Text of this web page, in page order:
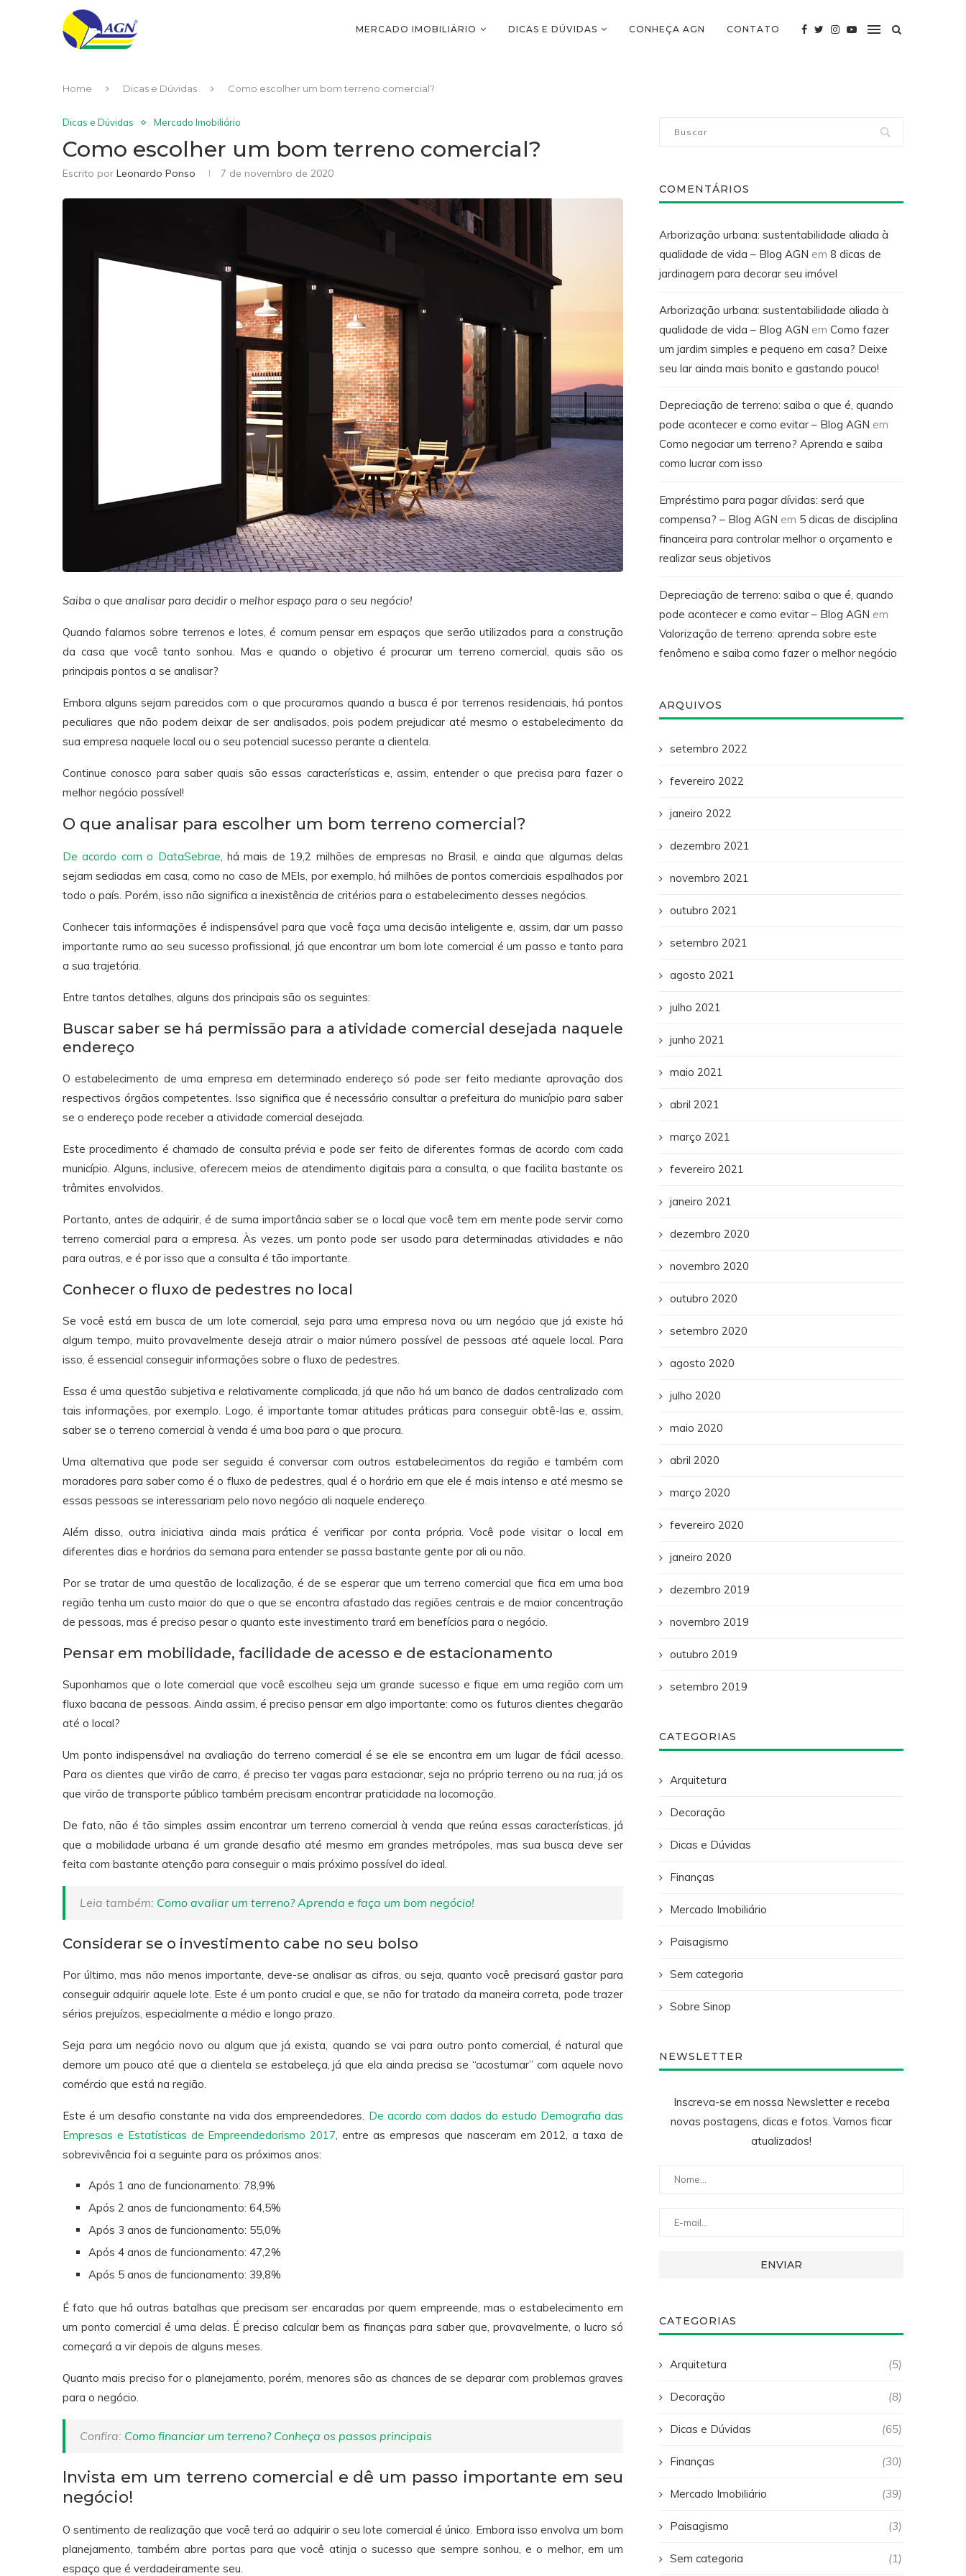
MERCADO IMOBILIÁRIO DICAS E DÚVIDAS CONHEÇA AGN CONTATO
Home Dicas e Dúvidas Como escolher um bom terreno comercial?
Dicas e Dúvidas Mercado Imobiliário
Como escolher um bom terreno comercial?
Escrito por Leonardo Ponso 7 de novembro de 2020
Saiba o que analisar para decidir o melhor espaço para o seu negócio!
Quando falamos sobre terrenos e lotes, é comum pensar em espaços que serão utilizados para a construção
da casa que você tanto sonhou. Mas e quando o objetivo é procurar um terreno comercial, quais são os
principais pontos a se analisar?
Embora alguns sejam parecidos com o que procuramos quando a busca é por terrenos residenciais, há pontos
peculiares que não podem deixar de ser analisados, pois podem prejudicar até mesmo o estabelecimento da
sua empresa naquele local ou o seu potencial sucesso perante a clientela.
Continue conosco para saber quais são essas características e, assim, entender o que precisa para fazer o
melhor negócio possível!
O que analisar para escolher um bom terreno comercial?
De acordo com o DataSebrae, há mais de 19,2 milhões de empresas no Brasil, e ainda que algumas delas
sejam sediadas em casa, como no caso de MEIs, por exemplo, há milhões de pontos comerciais espalhados por
todo o país. Porém, isso não significa a inexistência de critérios para o estabelecimento desses negócios.
Conhecer tais informações é indispensável para que você faça uma decisão inteligente e, assim, dar um passo
importante rumo ao seu sucesso profissional, já que encontrar um bom lote comercial é um passo e tanto para
a sua trajetória.
Entre tantos detalhes, alguns dos principais são os seguintes:
Buscar saber se há permissão para a atividade comercial desejada naquele
endereço
O estabelecimento de uma empresa em determinado endereço só pode ser feito mediante aprovação dos
respectivos órgãos competentes. Isso significa que é necessário consultar a prefeitura do município para saber
se o endereço pode receber a atividade comercial desejada.
Este procedimento é chamado de consulta prévia e pode ser feito de diferentes formas de acordo com cada
município. Alguns, inclusive, oferecem meios de atendimento digitais para a consulta, o que facilita bastante os
trâmites envolvidos.
Portanto, antes de adquirir, é de suma importância saber se o local que você tem em mente pode servir como
terreno comercial para a empresa. Às vezes, um ponto pode ser usado para determinadas atividades e não
para outras, e é por isso que a consulta é tão importante.
Conhecer o fluxo de pedestres no local
Se você está em busca de um lote comercial, seja para uma empresa nova ou um negócio que já existe há
algum tempo, muito provavelmente deseja atrair o maior número possível de pessoas até aquele local. Para
isso, é essencial conseguir informações sobre o fluxo de pedestres.
Essa é uma questão subjetiva e relativamente complicada, já que não há um banco de dados centralizado com
tais informações, por exemplo. Logo, é importante tomar atitudes práticas para conseguir obtê-las e, assim,
saber se o terreno comercial à venda é uma boa para o que procura.
Uma alternativa que pode ser seguida é conversar com outros estabelecimentos da região e também com
moradores para saber como é o fluxo de pedestres, qual é o horário em que ele é mais intenso e até mesmo se
essas pessoas se interessariam pelo novo negócio ali naquele endereço.
Além disso, outra iniciativa ainda mais prática é verificar por conta própria. Você pode visitar o local em
diferentes dias e horários da semana para entender se passa bastante gente por ali ou não.
Por se tratar de uma questão de localização, é de se esperar que um terreno comercial que fica em uma boa
região tenha um custo maior do que o que se encontra afastado das regiões centrais e de maior concentração
de pessoas, mas é preciso pesar o quanto este investimento trará em benefícios para o negócio.
Pensar em mobilidade, facilidade de acesso e de estacionamento
Suponhamos que o lote comercial que você escolheu seja um grande sucesso e fique em uma região com um
fluxo bacana de pessoas. Ainda assim, é preciso pensar em algo importante: como os futuros clientes chegarão
até o local?
Um ponto indispensável na avaliação do terreno comercial é se ele se encontra em um lugar de fácil acesso.
Para os clientes que virão de carro, é preciso ter vagas para estacionar, seja no próprio terreno ou na rua; já os
que virão de transporte público também precisam encontrar praticidade na locomoção.
De fato, não é tão simples assim encontrar um terreno comercial à venda que reúna essas características, já
que a mobilidade urbana é um grande desafio até mesmo em grandes metrópoles, mas sua busca deve ser
feita com bastante atenção para conseguir o mais próximo possível do ideal.
Leia também: Como avaliar um terreno? Aprenda e faça um bom negócio!
Considerar se o investimento cabe no seu bolso
Por último, mas não menos importante, deve-se analisar as cifras, ou seja, quanto você precisará gastar para
conseguir adquirir aquele lote. Este é um ponto crucial e que, se não for tratado da maneira correta, pode trazer
sérios prejuízos, especialmente a médio e longo prazo.
Seja para um negócio novo ou algum que já exista, quando se vai para outro ponto comercial, é natural que
demore um pouco até que a clientela se estabeleça, já que ela ainda precisa se “acostumar” com aquele novo
comércio que está na região.
Este é um desafio constante na vida dos empreendedores. De acordo com dados do estudo Demografia das
Empresas e Estatísticas de Empreendedorismo 2017, entre as empresas que nasceram em 2012, a taxa de
sobrevivência foi a seguinte para os próximos anos:
Após 1 ano de funcionamento: 78,9%
Após 2 anos de funcionamento: 64,5%
Após 3 anos de funcionamento: 55,0%
Após 4 anos de funcionamento: 47,2%
Após 5 anos de funcionamento: 39,8%
É fato que há outras batalhas que precisam ser encaradas por quem empreende, mas o estabelecimento em
um ponto comercial é uma delas. É preciso calcular bem as finanças para saber que, provavelmente, o lucro só
começará a vir depois de alguns meses.
Quanto mais preciso for o planejamento, porém, menores são as chances de se deparar com problemas graves
para o negócio.
Confira: Como financiar um terreno? Conheça os passos principais
Invista em um terreno comercial e dê um passo importante em seu
negócio!
O sentimento de realização que você terá ao adquirir o seu lote comercial é único. Embora isso envolva um bom
planejamento, também abre portas para que você atinja o sucesso que sempre sonhou, e o melhor, em um
espaço que é verdadeiramente seu.
COMENTÁRIOS
Arborização urbana: sustentabilidade aliada à
qualidade de vida – Blog AGN em 8 dicas de
jardinagem para decorar seu imóvel
Arborização urbana: sustentabilidade aliada à
qualidade de vida – Blog AGN em Como fazer
um jardim simples e pequeno em casa? Deixe
seu lar ainda mais bonito e gastando pouco!
Depreciação de terreno: saiba o que é, quando
pode acontecer e como evitar – Blog AGN em
Como negociar um terreno? Aprenda e saiba
como lucrar com isso
Empréstimo para pagar dívidas: será que
compensa? – Blog AGN em 5 dicas de disciplina
financeira para controlar melhor o orçamento e
realizar seus objetivos
Depreciação de terreno: saiba o que é, quando
pode acontecer e como evitar – Blog AGN em
Valorização de terreno: aprenda sobre este
fenômeno e saiba como fazer o melhor negócio
ARQUIVOS
setembro 2022
fevereiro 2022
janeiro 2022
dezembro 2021
novembro 2021
outubro 2021
setembro 2021
agosto 2021
julho 2021
junho 2021
maio 2021
abril 2021
março 2021
fevereiro 2021
janeiro 2021
dezembro 2020
novembro 2020
outubro 2020
setembro 2020
agosto 2020
julho 2020
maio 2020
abril 2020
março 2020
fevereiro 2020
janeiro 2020
dezembro 2019
novembro 2019
outubro 2019
setembro 2019
CATEGORIAS
Arquitetura
Decoração
Dicas e Dúvidas
Finanças
Mercado Imobiliário
Paisagismo
Sem categoria
Sobre Sinop
NEWSLETTER
Inscreva-se em nossa Newsletter e receba
novas postagens, dicas e fotos. Vamos ficar
atualizados!
CATEGORIAS
Arquitetura (5)
Decoração (8)
Dicas e Dúvidas (65)
Finanças (30)
Mercado Imobiliário (39)
Paisagismo (3)
Sem categoria (1)